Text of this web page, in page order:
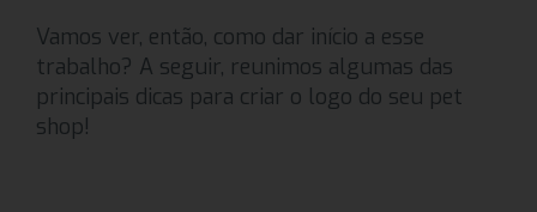
Vamos ver, então, como dar início a esse
trabalho? A seguir, reunimos algumas das
principais dicas para criar o logo do seu pet
shop!